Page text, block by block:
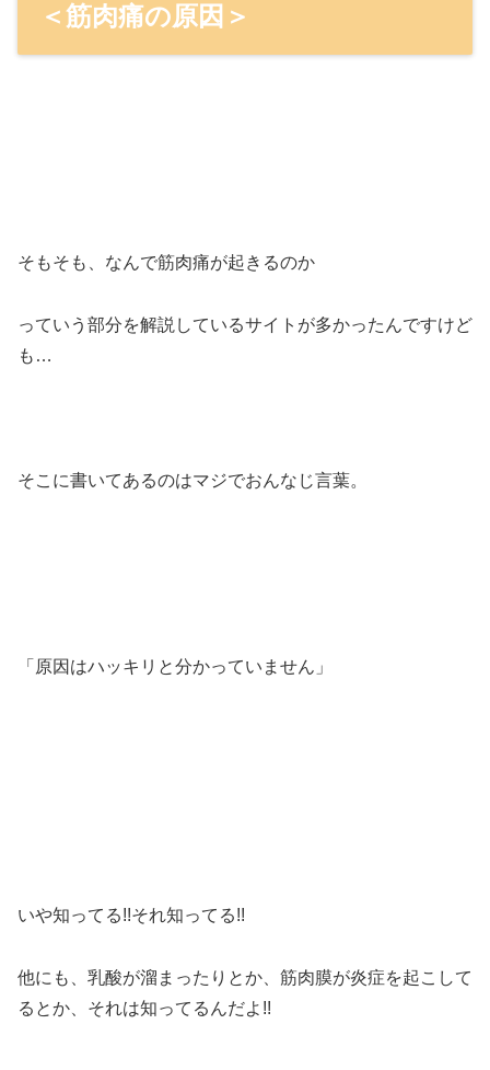
＜筋肉痛の原因＞
そもそも、なんで筋肉痛が起きるのか
っていう部分を解説しているサイトが多かったんですけど
も…
そこに書いてあるのはマジでおんなじ言葉。
「原因はハッキリと分かっていません」
いや知ってる!!それ知ってる!!
他にも、乳酸が溜まったりとか、筋肉膜が炎症を起こして
るとか、それは知ってるんだよ!!